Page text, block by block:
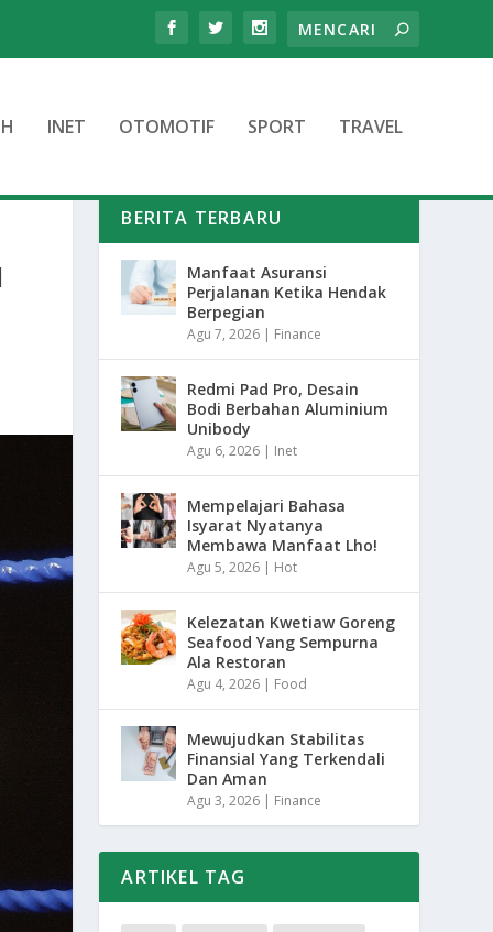
INET OTOMOTIF SPORT TRAVEL
BERITA TERBARU
Manfaat Asuransi
Perjalanan Ketika Hendak
Berpegian
Agu 7, 2026 | Finance
Redmi Pad Pro, Desain
Bodi Berbahan Aluminium
Unibody
Agu 6, 2026 | Inet
Mempelajari Bahasa
Isyarat Nyatanya
Membawa Manfaat Lho!
Agu 5, 2026 | Hot
Kelezatan Kwetiaw Goreng
Seafood Yang Sempurna
Ala Restoran
Agu 4, 2026 | Food
Mewujudkan Stabilitas
Finansial Yang Terkendali
Dan Aman
Agu 3, 2026 | Finance
ARTIKEL TAG